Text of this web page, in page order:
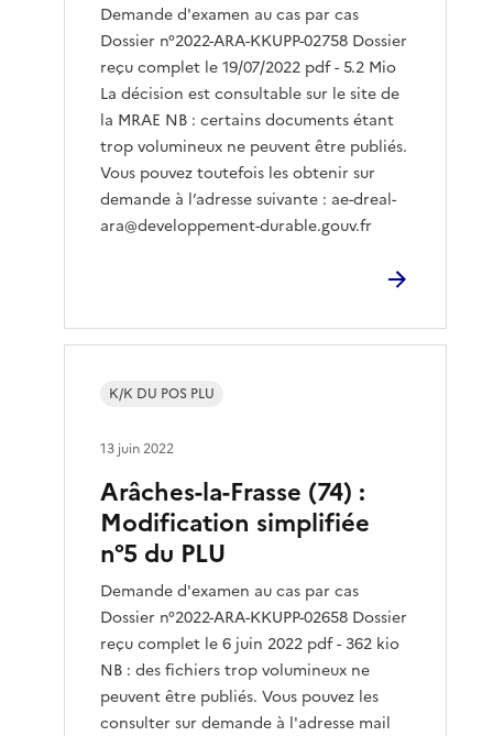
Demande d'examen au cas par cas
Dossier n°2022-ARA-KKUPP-02758 Dossier
reçu complet le 19/07/2022 pdf - 5.2 Mio
La décision est consultable sur le site de
la MRAE NB : certains documents étant
trop volumineux ne peuvent être publiés.
Vous pouvez toutefois les obtenir sur
demande à l’adresse suivante : ae-dreal-
ara@developpement-durable.gouv.fr
Arâches-la-Frasse (74) :
Modification simplifiée
n°5 du PLU
Demande d'examen au cas par cas
Dossier n°2022-ARA-KKUPP-02658 Dossier
reçu complet le 6 juin 2022 pdf - 362 kio
NB : des fichiers trop volumineux ne
peuvent être publiés. Vous pouvez les
consulter sur demande à l'adresse mail
K/K DU POS PLU
13 juin 2022